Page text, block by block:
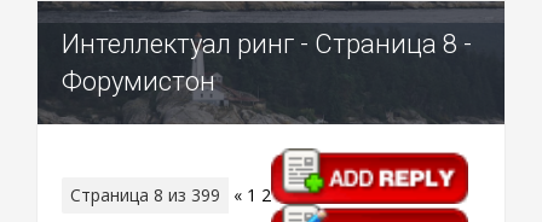
Интеллектуал ринг - Страница 8 -
Форумистон
Страница 8 из 399 « 1 2